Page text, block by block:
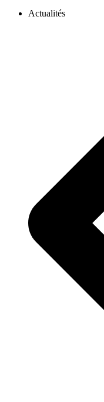
Actualités